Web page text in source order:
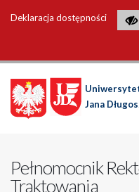
Deklaracja dostępności
Jana
Pełnomocnik
Traktowania